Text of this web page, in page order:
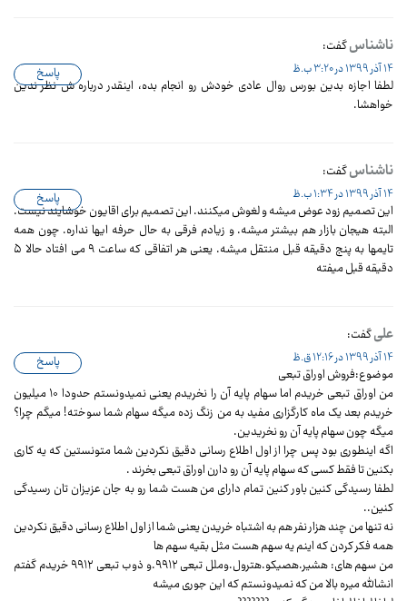
ناشناسگفت:
14 آذر 1399 در 3:20 ب.ظ
لطفا اجازه بدین بورس روال عادی خودش رو انجام بده، اینقدر درباره ش نظر ندین
خواهشا.
پاسخ
ناشناسگفت:
14 آذر 1399 در 1:34 ب.ظ
این تصمیم زود عوض میشه و لغوش میکنند. این تصمیم برای اقایون خوشایند نیست.
البته هیجان بازار هم بیشتر میشه. و زیادم فرقی به حال حرفه ایها نداره. چون همه
تایمها به پنج دقیقه قبل منتقل میشه. یعنی هر اتفاقی که ساعت ۹ می افتاد حالا ۵
دقیقه قبل میفته
پاسخ
علیگفت:
14 آذر 1399 در 12:16 ق.ظ
موضوع:فروش اوراق تبعی
من اوراق تبعی خریدم اما سهام پایه آن را نخریدم یعنی نمیدونستم حدودا ۱۰ میلیون
خریدم بعد یک ماه کارگزاری مفید به من زنگ زده میگه سهام شما سوخته! میگم چرا؟
میگه چون سهام پایه آن رو نخریدین.
اگه اینطوری بود پس چرا از اول اطلاع رسانی دقیق نکردین شما متونستین که یه کاری
بکنین تا فقط کسی که سهام پایه آن رو دارن اوراق تبعی بخرند .
لطفا رسیدگی کنین باور کنین تمام دارای من هست شما رو به جان عزیزان تان رسیدگی
کنین..
نه تنها من چند هزار نفر هم به اشتباه خریدن یعنی شما از اول اطلاع رسانی دقیق نکردین
همه فکر کردن که اینم یه سهم هست مثل بقیه سهم ها
من سهم های: هشیر.هصیکو.هترول.وملل تبعی ۹۹۱۲.و ذوب تبعی ۹۹۱۲ خریدم گفتم
انشالله میره بالا من که نمیدونستم که این جوری میشه
پاسخ